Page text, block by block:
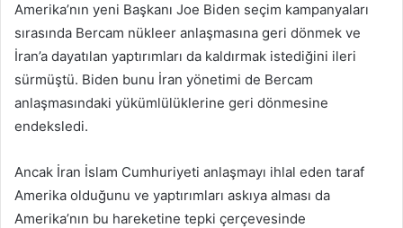
Amerika’nın yeni Başkanı Joe Biden seçim kampanyaları
sırasında Bercam nükleer anlaşmasına geri dönmek ve
İran’a dayatılan yaptırımları da kaldırmak istediğini ileri
sürmüştü. Biden bunu İran yönetimi de Bercam
anlaşmasındaki yükümlülüklerine geri dönmesine
endeksledi.
Ancak İran İslam Cumhuriyeti anlaşmayı ihlal eden taraf
Amerika olduğunu ve yaptırımları askıya alması da
Amerika’nın bu hareketine tepki çerçevesinde